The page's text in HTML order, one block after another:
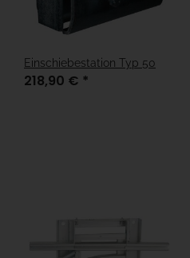
Einschiebestation Typ 50
218,90 € *